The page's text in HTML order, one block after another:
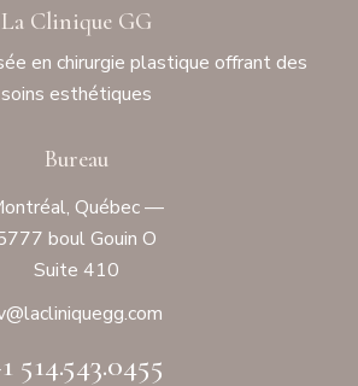
La Clinique GG
en chirurgie plastique offrant des
soins esthétiques
Bureau
Québec —
boul Gouin O
Suite 410
gg.com
514.543.0455